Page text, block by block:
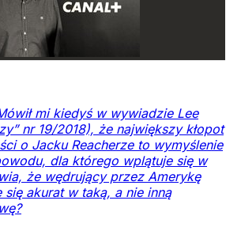
mi kiedyś w wywiadzie Lee
nr 19/2018), że największy kłopot
o Jacku Reacherze to wymyślenie
dla którego wplątuje się w
że wędrujący przez Amerykę
się akurat w taką, a nie inną